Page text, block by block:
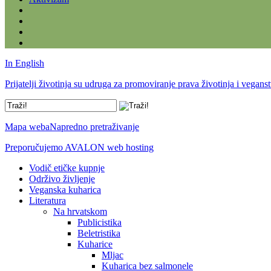
In English
Prijatelji životinja su udruga za promoviranje prava životinja i
Mapa webaNapredno pretraživanje
Preporučujemo AVALON web hosting
Vodič etičke kupnje
Održivo življenje
Veganska kuharica
Literatura
Na hrvatskom
Publicistika
Beletristika
Kuharice
Mljac
Kuharica bez salmonele